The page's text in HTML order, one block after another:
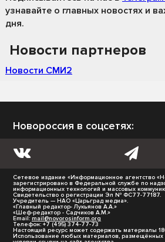
узнавайте о главных новостях и
дня.
Новости партнеров
Новости СМИ2
Новороссия в соцсетях:
Сетевое издание «Информационное агентство
зарегистрировано в Федеральной службе по
информационных технологий и массовых
Свидетельство о регистрации Эл № ФС77-77187.
Учредитель — НАО «Царьград медиа».
«Главный редактор- Лукьянов А.А.»
«Шеф-редактор - Садчиков А.М.»
Email: mail@novorosinform.org
Телефон: +7 (495) 374-77-73
Настоящий ресурс может содержать материалы
Использование любых материалов, размещённых